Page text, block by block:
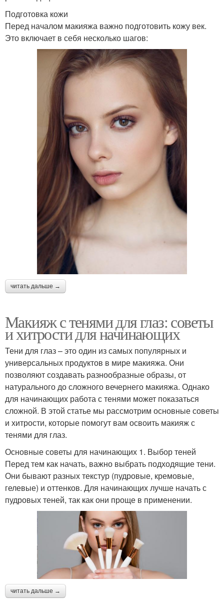
Подготовка кожи
Перед началом макияжа важно подготовить кожу век.
Это включает в себя несколько шагов:
читать дальше →
Макияж с тенями для глаз: советы
и хитрости для начинающих
Тени для глаз – это один из самых популярных и
универсальных продуктов в мире макияжа. Они
позволяют создавать разнообразные образы, от
натурального до сложного вечернего макияжа. Однако
для начинающих работа с тенями может показаться
сложной. В этой статье мы рассмотрим основные советы
и хитрости, которые помогут вам освоить макияж с
тенями для глаз.
Основные советы для начинающих 1. Выбор теней
Перед тем как начать, важно выбрать подходящие тени.
Они бывают разных текстур (пудровые, кремовые,
гелевые) и оттенков. Для начинающих лучше начать с
пудровых теней, так как они проще в применении.
читать дальше →